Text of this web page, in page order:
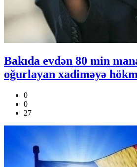
Bakıda evdən 80 min
oğurlayan xadiməyə
0
0
27